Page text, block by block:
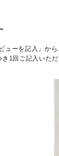
ューを記入」から
1回ご記入いただ